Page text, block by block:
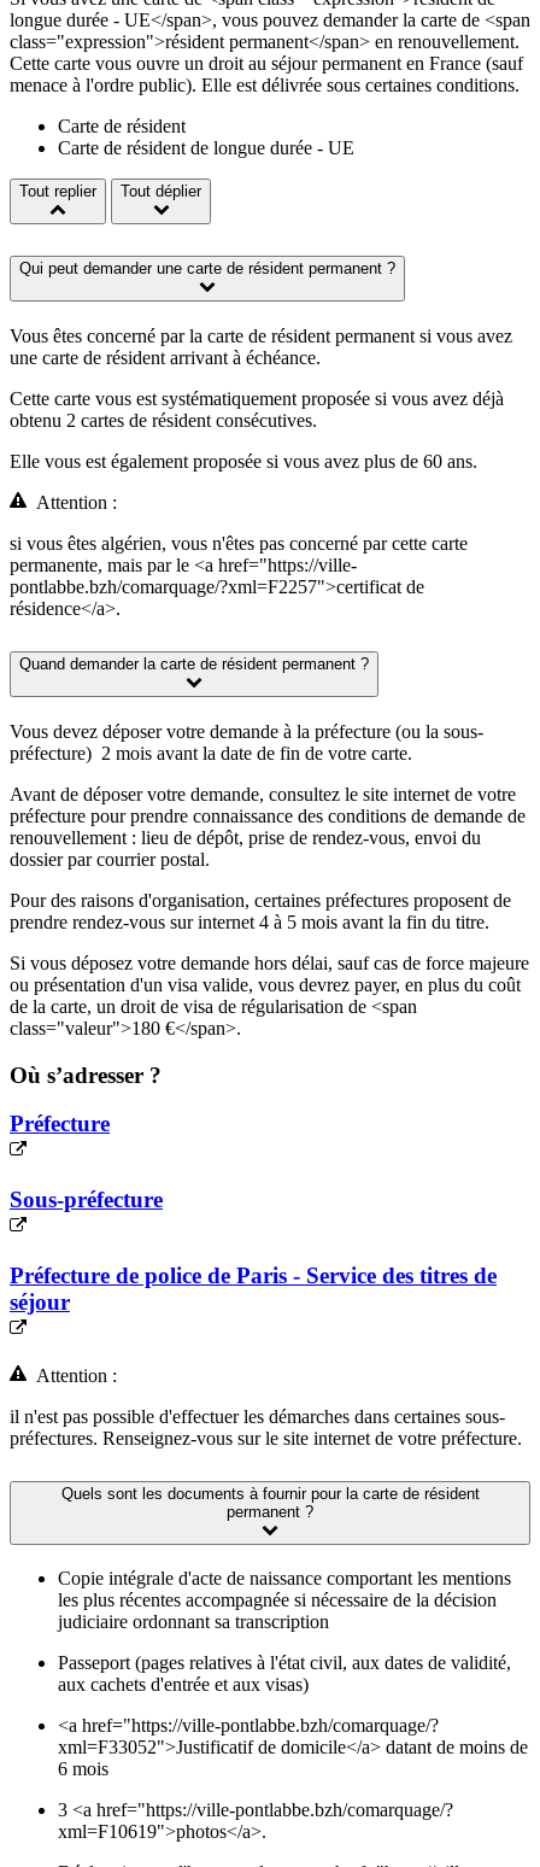
longue durée - UE</span>, vous pouvez demander la carte de <span
class="expression">résident permanent</span> en renouvellement.
Cette carte vous ouvre un droit au séjour permanent en France (sauf
menace à l'ordre public). Elle est délivrée sous certaines conditions.
Carte de résident
Carte de résident de longue durée - UE
Tout replier Tout déplier
Qui peut demander une carte de résident permanent ?
Vous êtes concerné par la carte de résident permanent si vous avez
une carte de résident arrivant à échéance.
Cette carte vous est systématiquement proposée si vous avez déjà
obtenu 2 cartes de résident consécutives.
Elle vous est également proposée si vous avez plus de 60 ans.
Attention :
si vous êtes algérien, vous n'êtes pas concerné par cette carte
permanente, mais par le <a href="https://ville-
pontlabbe.bzh/comarquage/?xml=F2257">certificat de
résidence</a>.
Quand demander la carte de résident permanent ?
Vous devez déposer votre demande à la préfecture (ou la sous-
préfecture) 2 mois avant la date de fin de votre carte.
Avant de déposer votre demande, consultez le site internet de votre
préfecture pour prendre connaissance des conditions de demande de
renouvellement : lieu de dépôt, prise de rendez-vous, envoi du
dossier par courrier postal.
Pour des raisons d'organisation, certaines préfectures proposent de
prendre rendez-vous sur internet 4 à 5 mois avant la fin du titre.
Si vous déposez votre demande hors délai, sauf cas de force majeure
ou présentation d'un visa valide, vous devrez payer, en plus du coût
de la carte, un droit de visa de régularisation de <span
class="valeur">180 €</span>.
Où s’adresser ?
Préfecture
Sous-préfecture
Préfecture de police de Paris - Service des titres de
séjour
Attention :
il n'est pas possible d'effectuer les démarches dans certaines sous-
préfectures. Renseignez-vous sur le site internet de votre préfecture.
Quels sont les documents à fournir pour la carte de résident
permanent ?
Copie intégrale d'acte de naissance comportant les mentions
les plus récentes accompagnée si nécessaire de la décision
judiciaire ordonnant sa transcription
Passeport (pages relatives à l'état civil, aux dates de validité,
aux cachets d'entrée et aux visas)
<a href="https://ville-pontlabbe.bzh/comarquage/?
xml=F33052">Justificatif de domicile</a> datant de moins de
6 mois
3 <a href="https://ville-pontlabbe.bzh/comarquage/?
xml=F10619">photos</a>.